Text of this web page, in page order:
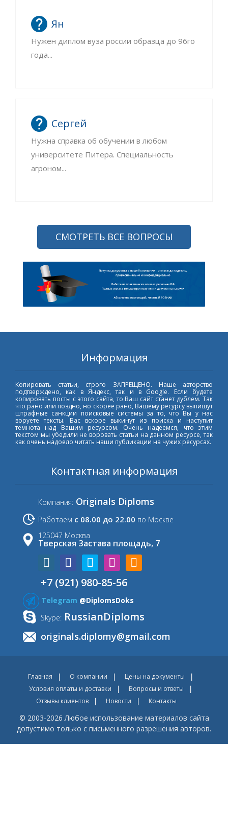
Ян
Нужен диплом вуза россии образца до 96го
года...
Сергей
Нужна справка об обучении в любом
университете Питера. Специальность
агроном...
СМОТРЕТЬ ВСЕ ВОПРОСЫ
Информация
Копировать статьи, строго ЗАПРЕЩЕНО. Наше авторство
подтверждено, как в Яндекс, так и в Google. Если будете
копировать посты с этого сайта, то Ваш сайт станет дублем. Так
что рано или поздно, но скорее рано, Вашему ресурсу выпишут
штрафные санкции поисковые системы за то, что Вы у нас
воруете тексты. Вас вскоре выкинут из поиска и наступит
темнота над Вашим ресурсом. Очень надеемся, что этим
текстом мы убедили не воровать статьи на данном ресурсе, так
как очень надоело читать наши публикации на чужих ресурсах.
Контактная информация
Компания: Originals Diploms
Работаем с 08.00 до 22.00 по Москве
125047 Москва
Тверская Застава площадь, 7
+7 (921) 980-85-56
Telegram @DiplomsDoks
Skype: RussianDiploms
originals.diplomy@gmail.com
Главная О компании
Цены на документы
Условия оплаты и доставки
Вопросы и ответы
Отзывы клиентов
Новости Контакты
© 2003-2026 Любое использование материалов сайта
допустимо только с письменного разрешения авторов.